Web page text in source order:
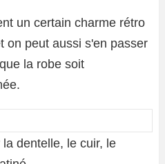
un certain charme rétro
on peut aussi s'en passer
la robe soit
dentelle, le cuir, le